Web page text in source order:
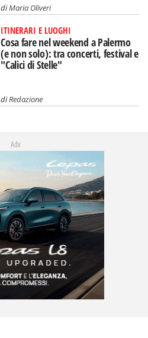
diMaria Oliveri
ITINERARI E LUOGHI
Cosa fare nel weekend a Palermo
(e non solo): tra concerti, festival e
"Calici di Stelle"
diRedazione
Adv